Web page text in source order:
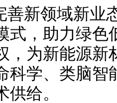
善新领域新业
式，助力绿色
，为新能源新
科学、类脑智
供给。